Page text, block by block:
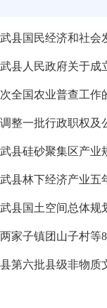
全国农业普查工作
整一批行政职权及
县硅砂聚集区产业
县国土空间总体规
第六批县级非物质